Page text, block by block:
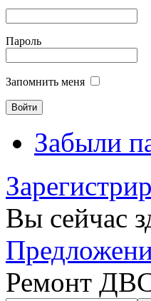
Пароль
Запомнить меня
Забыли
Вы сейчас
Ремонт